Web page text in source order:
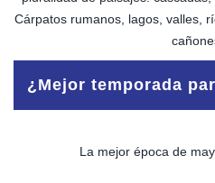
Cárpatos rumanos, lagos, valles,
¿Mejor temporada
La mejor época de